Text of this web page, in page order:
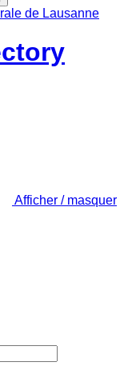
Afficher / masquer